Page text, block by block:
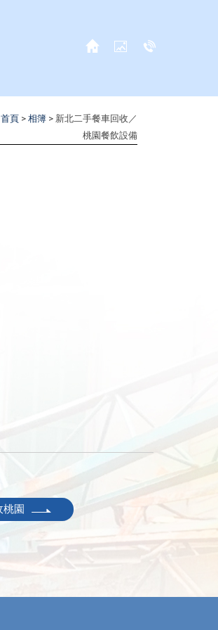
首頁> 相簿> 新北二手餐車回收／
桃園餐飲設備
桃園